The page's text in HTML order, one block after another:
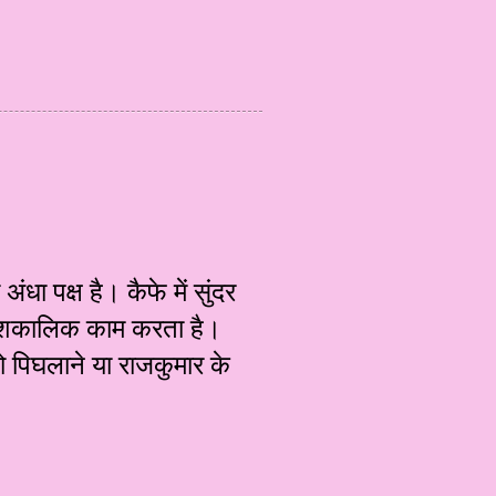
अंधा पक्ष है। कैफे में सुंदर
काम करता है।
या राजकुमार के